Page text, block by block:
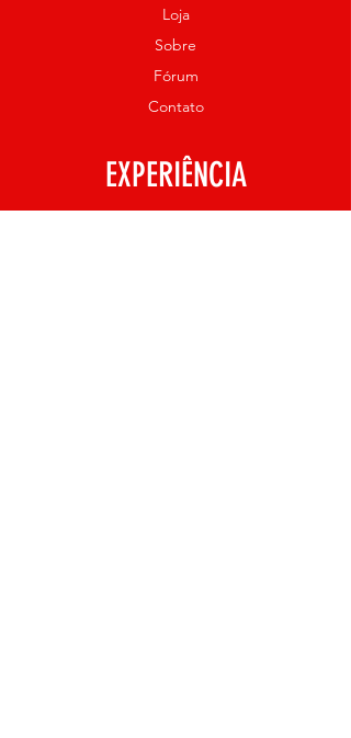
sequelas de ave (acidente
vascular encefálico), período pós-
operatório e apoio para gesso.
Loja
Sobre
Fórum
Contato
EXPERIÊNCIA
FAQ